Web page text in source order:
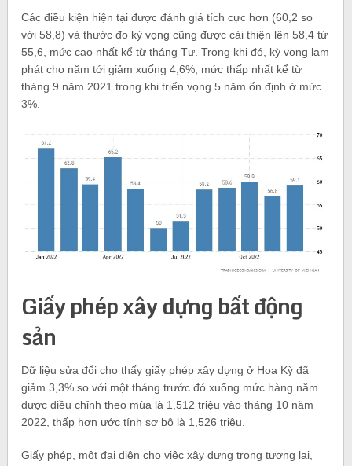
Các điều kiện hiện tại được đánh giá tích cực hơn (60,2 so
với 58,8) và thước đo kỳ vọng cũng được cải thiện lên 58,4 từ
55,6, mức cao nhất kể từ tháng Tư. Trong khi đó, kỳ vọng lạm
phát cho năm tới giảm xuống 4,6%, mức thấp nhất kể từ
tháng 9 năm 2021 trong khi triển vọng 5 năm ổn định ở mức
3%.
Giấy phép xây dựng bất động
sản
Dữ liệu sửa đổi cho thấy giấy phép xây dựng ở Hoa Kỳ đã
giảm 3,3% so với một tháng trước đó xuống mức hàng năm
được điều chỉnh theo mùa là 1,512 triệu vào tháng 10 năm
2022, thấp hơn ước tính sơ bộ là 1,526 triệu.
Giấy phép, một đại diện cho việc xây dựng trong tương lai,